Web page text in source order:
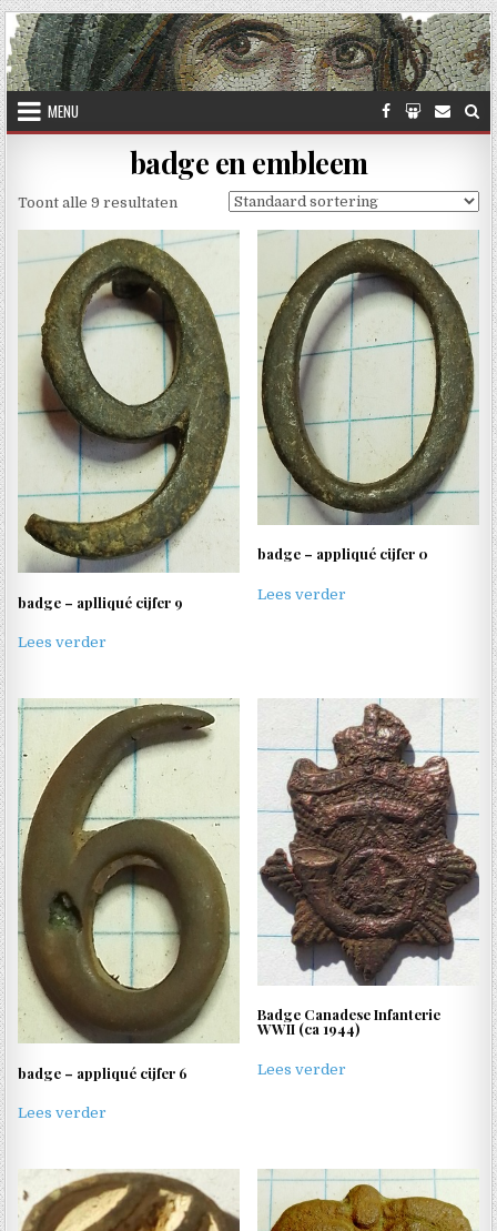
Skip to content
MENU
badge en embleem
Toont alle 9 resultaten
badge – aplliqué cijfer 9
Lees verder
badge – appliqué cijfer 0
Lees verder
badge – appliqué cijfer 6
Lees verder
Badge Canadese Infanterie
WWII (ca 1944)
Lees verder